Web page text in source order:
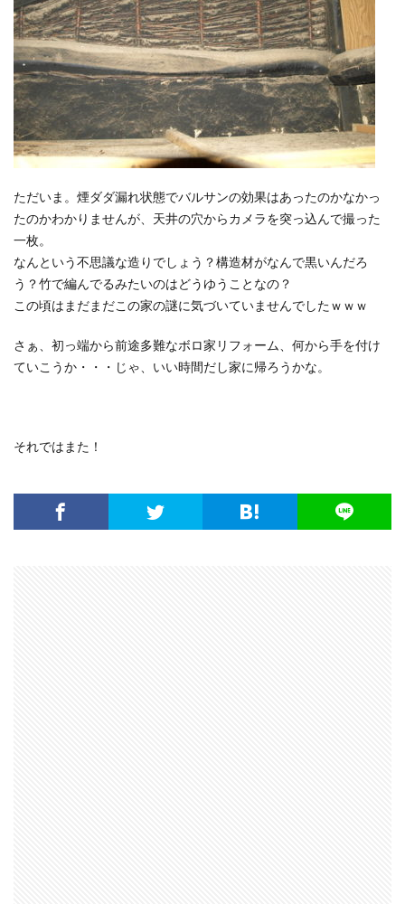
ただいま。煙ダダ漏れ状態でバルサンの効果はあったのかなかっ
たのかわかりませんが、天井の穴からカメラを突っ込んで撮った
一枚。
なんという不思議な造りでしょう？構造材がなんで黒いんだろ
う？竹で編んでるみたいのはどうゆうことなの？
この頃はまだまだこの家の謎に気づいていませんでしたｗｗｗ
さぁ、初っ端から前途多難なボロ家リフォーム、何から手を付け
ていこうか・・・じゃ、いい時間だし家に帰ろうかな。
それではまた！